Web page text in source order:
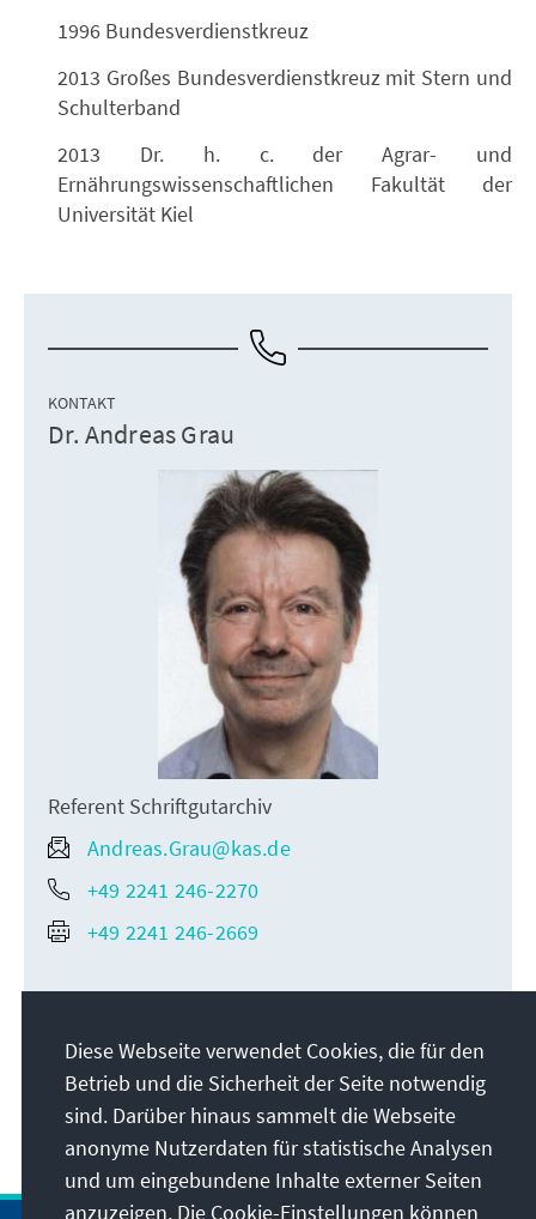
1996 Bundesverdienstkreuz
2013 Großes Bundesverdienstkreuz mit Stern und
Schulterband
2013 Dr. h. c. der Agrar- und
Ernährungswissenschaftlichen Fakultät der
Universität Kiel
KONTAKT
Dr. Andreas Grau
Referent Schriftgutarchiv
Andreas.Grau@kas.de
+49 2241 246-2270
+49 2241 246-2669
Diese Webseite verwendet Cookies, die für den
Betrieb und die Sicherheit der Seite notwendig
sind. Darüber hinaus sammelt die Webseite
anonyme Nutzerdaten für statistische Analysen
und um eingebundene Inhalte externer Seiten
anzuzeigen. Die Cookie-Einstellungen können